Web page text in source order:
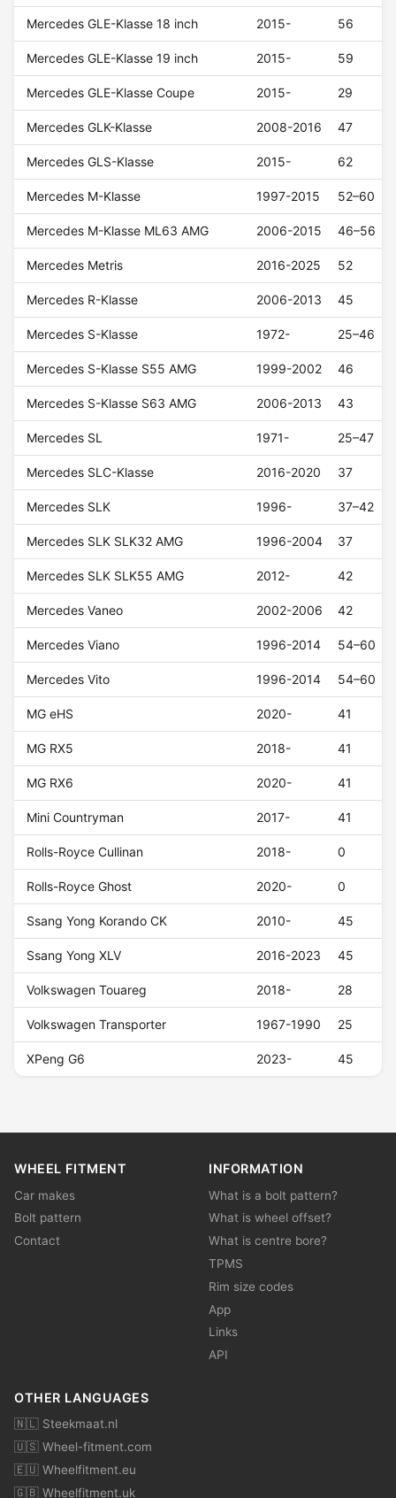
Mercedes GLE-Klasse 18 inch 2015- 56
Mercedes GLE-Klasse 19 inch 2015- 59
Mercedes GLE-Klasse Coupe 2015- 29
Mercedes GLK-Klasse 2008-2016 47
Mercedes GLS-Klasse 2015- 62
Mercedes M-Klasse 1997-2015 52–60
Mercedes M-Klasse ML63 AMG 2006-2015 46–56
Mercedes Metris 2016-2025 52
Mercedes R-Klasse 2006-2013 45
Mercedes S-Klasse 1972- 25–46
Mercedes S-Klasse S55 AMG 1999-2002 46
Mercedes S-Klasse S63 AMG 2006-2013 43
Mercedes SL 1971- 25–47
Mercedes SLC-Klasse 2016-2020 37
Mercedes SLK 1996- 37–42
Mercedes SLK SLK32 AMG 1996-2004 37
Mercedes SLK SLK55 AMG 2012- 42
Mercedes Vaneo 2002-2006 42
Mercedes Viano 1996-2014 54–60
Mercedes Vito 1996-2014 54–60
MG eHS 2020- 41
MG RX5 2018- 41
MG RX6 2020- 41
Mini Countryman 2017- 41
Rolls-Royce Cullinan 2018- 0
Rolls-Royce Ghost 2020- 0
Ssang Yong Korando CK 2010- 45
Ssang Yong XLV 2016-2023 45
Volkswagen Touareg 2018- 28
Volkswagen Transporter 1967-1990 25
XPeng G6 2023- 45
WHEEL FITMENT
Car makes
Bolt pattern
Contact
INFORMATION
What is a bolt pattern?
What is wheel offset?
What is centre bore?
TPMS
Rim size codes
App
Links
API
OTHER LANGUAGES
🇳🇱 Steekmaat.nl
🇺🇸 Wheel-fitment.com
🇪🇺 Wheelfitment.eu
🇬🇧 Wheelfitment.uk